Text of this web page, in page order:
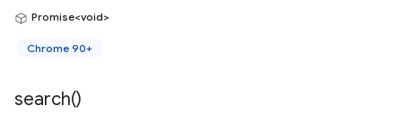
Promise<void>
Chrome 90+
search()